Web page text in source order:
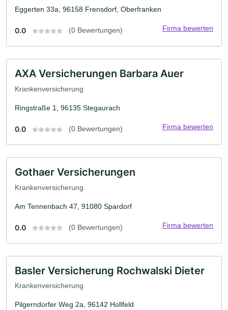
Eggerten 33a, 96158 Frensdorf, Oberfranken
0.0 (0 Bewertungen) Firma bewerten
AXA Versicherungen Barbara Auer
Krankenversicherung
Ringstraße 1, 96135 Stegaurach
0.0 (0 Bewertungen) Firma bewerten
Gothaer Versicherungen
Krankenversicherung
Am Tennenbach 47, 91080 Spardorf
0.0 (0 Bewertungen) Firma bewerten
Basler Versicherung Rochwalski Dieter
Krankenversicherung
Pilgerndorfer Weg 2a, 96142 Hollfeld